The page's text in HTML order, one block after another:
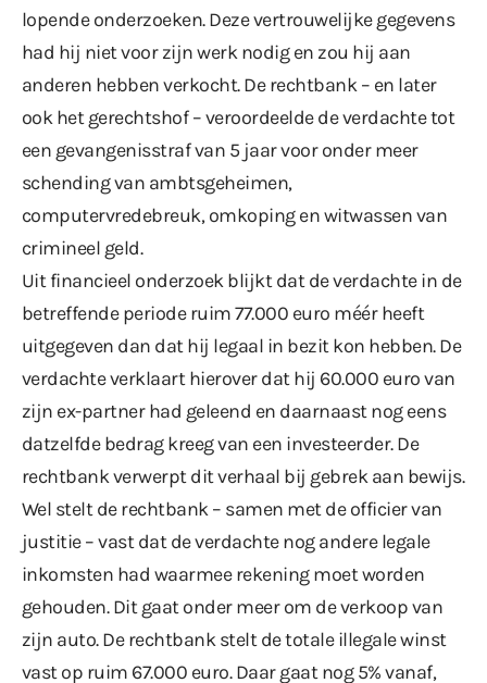
lopende onderzoeken. Deze vertrouwelijke gegevens
had hij niet voor zijn werk nodig en zou hij aan
anderen hebben verkocht. De rechtbank – en later
ook het gerechtshof – veroordeelde de verdachte tot
een gevangenisstraf van 5 jaar voor onder meer
schending van ambtsgeheimen,
computervredebreuk, omkoping en witwassen van
crimineel geld.
Uit financieel onderzoek blijkt dat de verdachte in de
betreffende periode ruim 77.000 euro méér heeft
uitgegeven dan dat hij legaal in bezit kon hebben. De
verdachte verklaart hierover dat hij 60.000 euro van
zijn ex-partner had geleend en daarnaast nog eens
datzelfde bedrag kreeg van een investeerder. De
rechtbank verwerpt dit verhaal bij gebrek aan bewijs.
Wel stelt de rechtbank – samen met de officier van
justitie – vast dat de verdachte nog andere legale
inkomsten had waarmee rekening moet worden
gehouden. Dit gaat onder meer om de verkoop van
zijn auto. De rechtbank stelt de totale illegale winst
vast op ruim 67.000 euro. Daar gaat nog 5% vanaf,